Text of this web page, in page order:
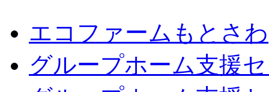
エコファームもとさわ
グループホーム支援